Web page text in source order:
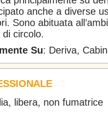
anche a diverse
Sono abituata
circolo.
Su: Deriva,
libera, non fumatrice